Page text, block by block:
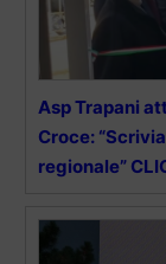
Asp Trapani
Croce:
regionale”